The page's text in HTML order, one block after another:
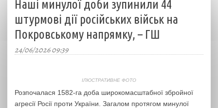
Наші минулої доби зупинили 44
штурмові дії російських військ на
Покровському напрямку, – ГШ
24/06/2026 09:39
ІЛЮСТРАТИВНЕ ФОТО
Розпочалася 1582-га доба широкомасштабної збройної
агресії Росії проти України. Загалом протягом минулої